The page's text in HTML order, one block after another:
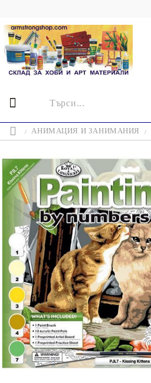
АНИМАЦИЯ И ЗАНИМАНИЯ